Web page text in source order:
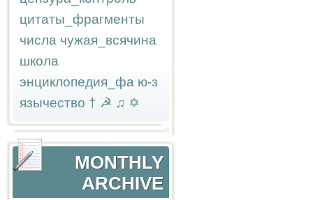
цитаты_фрагменты
числа чужая_всячина
школа
энциклопедия_фа ю-з
язычество † ☭ ♫ ✡
MONTHLY
ARCHIVE